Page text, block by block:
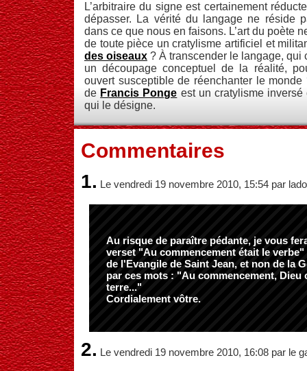
L’arbitraire du signe est certainement
dépasser. La vérité du langage ne réside
dans ce que nous en faisons. L’art du poète
de toute pièce un cratylisme artificiel et
des oiseaux ? À transcender le langage, qui
un découpage conceptuel de la réalité,
ouvert susceptible de réenchanter le
de Francis Ponge est un cratylisme
qui le désigne.
Commentaires
1. Le vendredi 19 novembre 2010, 15:54 par
Au risque de paraître pédante, je vous
verset "Au commencement était le
de l'Evangile de Saint Jean, et non de la
par ces mots : "Au commencement, Dieu
terre..."
Cordialement vôtre.
2. Le vendredi 19 novembre 2010, 16:08 par le